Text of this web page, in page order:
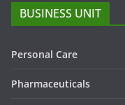
BUSINESS UNIT
Personal Care
Pharmaceuticals